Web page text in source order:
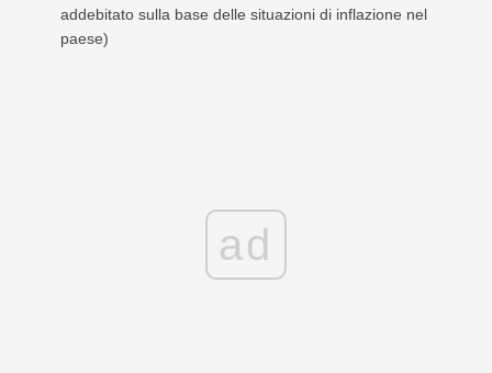
addebitato sulla base delle situazioni di inflazione nel
paese)
ad